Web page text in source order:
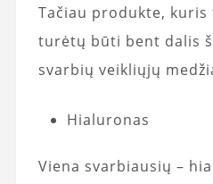
Tačiau produkte,
turėtų būti bent dalis
svarbių veikliųjų
Hialuronas
Viena svarbiausių –